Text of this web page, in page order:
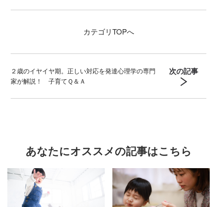
カテゴリTOPへ
２歳のイヤイヤ期。正しい対応を発達心理学の専門
家が解説！ 子育てＱ＆Ａ
次の記事
あなたにオススメの記事はこちら